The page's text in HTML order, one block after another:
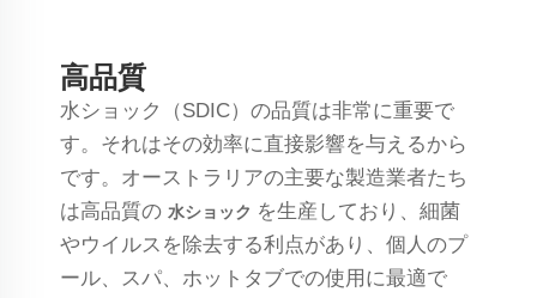
高品質
水ショック（SDIC）の品質は非常に重要で
す。それはその効率に直接影響を与えるから
です。オーストラリアの主要な製造業者たち
は高品質の 水ショック を生産しており、細菌
やウイルスを除去する利点があり、個人のプ
ール、スパ、ホットタブでの使用に最適で